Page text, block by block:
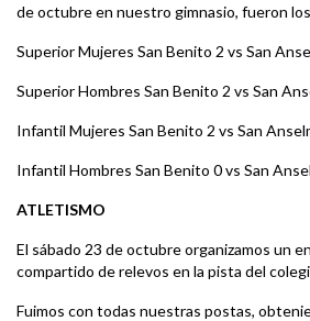
de octubre en nuestro gimnasio, fueron
Superior Mujeres San Benito 2 vs San
Superior Hombres San Benito 2 vs San
Infantil Mujeres San Benito 2 vs San
Infantil Hombres San Benito 0 vs San
ATLETISMO
El sábado 23 de octubre organizamos un
compartido de relevos en la pista del
Fuimos con todas nuestras postas,